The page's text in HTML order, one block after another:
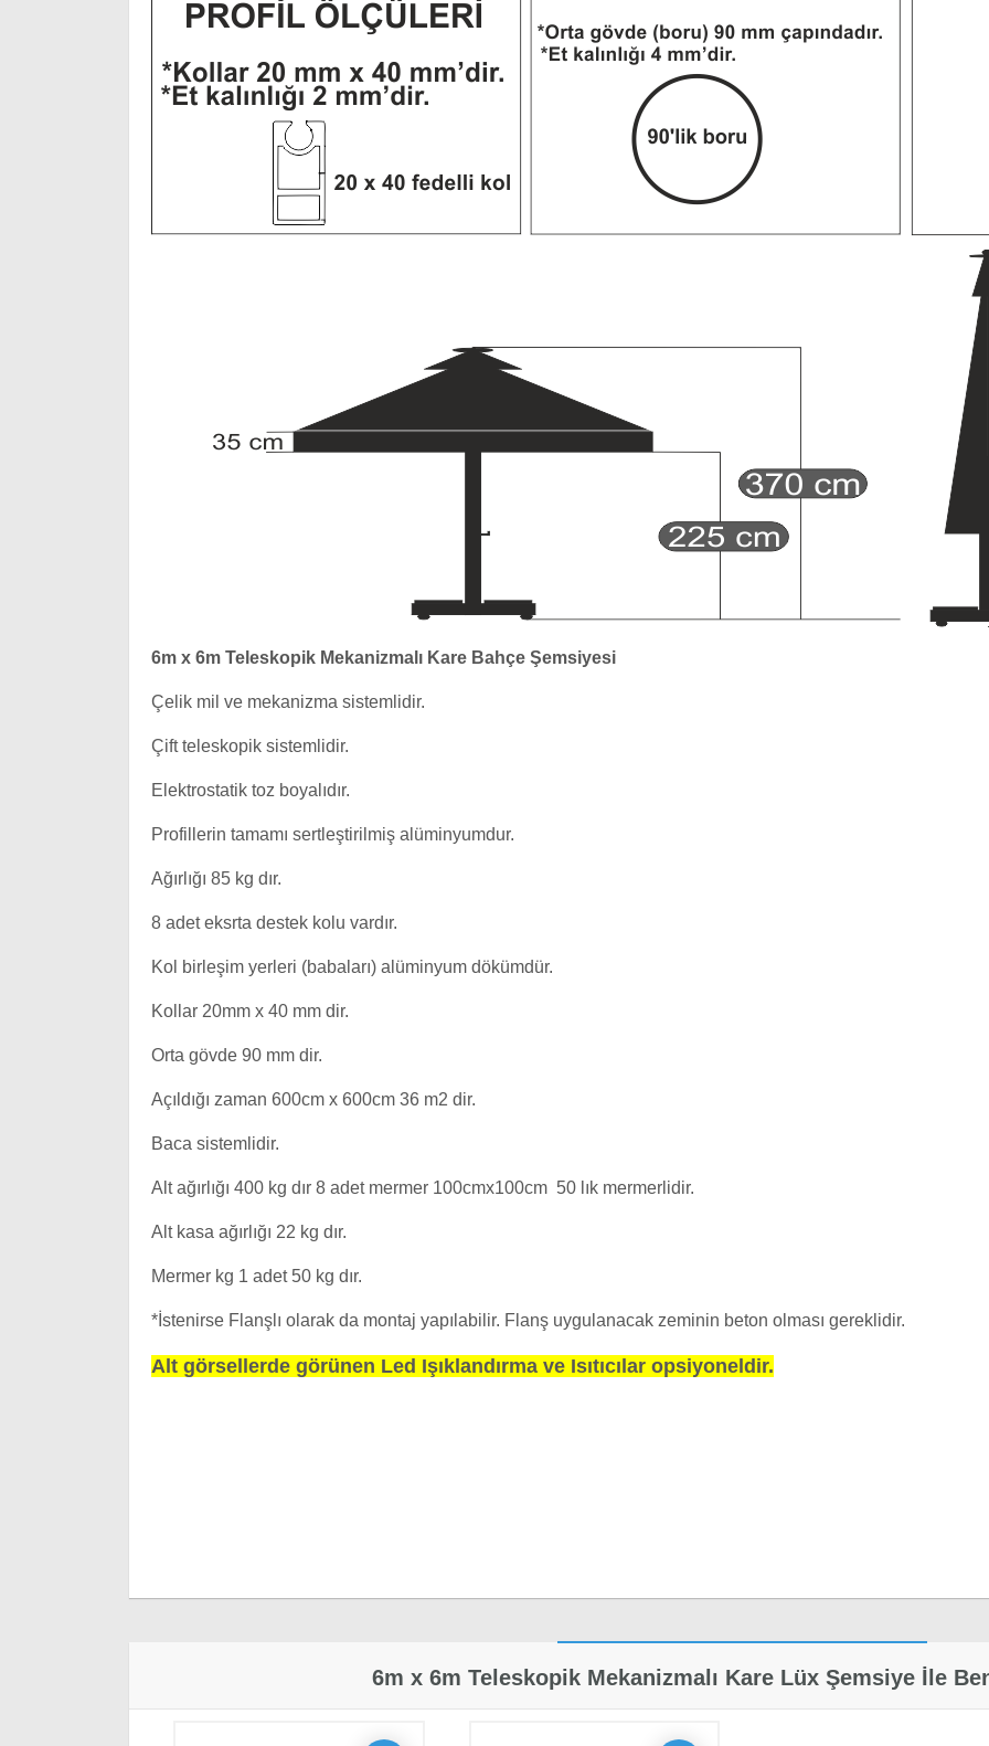
6m x 6m Teleskopik Mekanizmalı Kare Bahçe Şemsiyesi
Çelik mil ve mekanizma sistemlidir.
Çift teleskopik sistemlidir.
Elektrostatik toz boyalıdır.
Profillerin tamamı sertleştirilmiş alüminyumdur.
Ağırlığı 85 kg dır.
8 adet eksrta destek kolu vardır.
Kol birleşim yerleri (babaları) alüminyum dökümdür.
Kollar 20mm x 40 mm dir.
Orta gövde 90 mm dir.
Açıldığı zaman 600cm x 600cm 36 m2 dir.
Baca sistemlidir.
Alt ağırlığı 400 kg dır 8 adet mermer 100cmx100cm 50 lık mermerlidir.
Alt kasa ağırlığı 22 kg dır.
Mermer kg 1 adet 50 kg dır.
*İstenirse Flanşlı olarak da montaj yapılabilir. Flanş uygulanacak zeminin beton olması gereklidir.
Alt görsellerde görünen Led Işıklandırma ve Isıtıcılar opsiyoneldir.
6m x 6m Teleskopik Mekanizmalı Kare Lüx Şemsiye Özellikleri
6m x 6m Teleskopik Mekanizmalı Kare Lüx Şemsiye İle